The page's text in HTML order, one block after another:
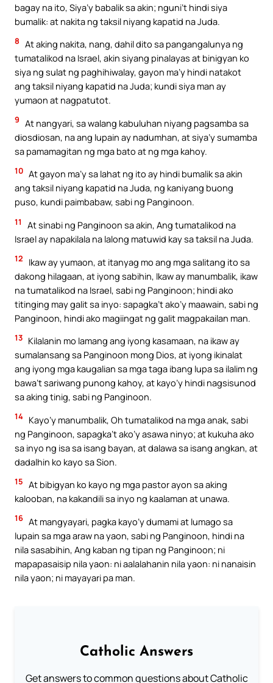
bagay na ito, Siya’y babalik sa akin; nguni’t hindi siya
bumalik: at nakita ng taksil niyang kapatid na Juda.
8 At aking nakita, nang, dahil dito sa pangangalunya ng
tumatalikod na Israel, akin siyang pinalayas at binigyan ko
siya ng sulat ng paghihiwalay, gayon ma’y hindi natakot
ang taksil niyang kapatid na Juda; kundi siya man ay
yumaon at nagpatutot.
9 At nangyari, sa walang kabuluhan niyang pagsamba sa
diosdiosan, na ang lupain ay nadumhan, at siya’y sumamba
sa pamamagitan ng mga bato at ng mga kahoy.
10 At gayon ma’y sa lahat ng ito ay hindi bumalik sa akin
ang taksil niyang kapatid na Juda, ng kaniyang buong
puso, kundi paimbabaw, sabi ng Panginoon.
11
At sinabi ng Panginoon sa akin, Ang tumatalikod na
Israel ay napakilala na lalong matuwid kay sa taksil na Juda.
12
Ikaw ay yumaon, at itanyag mo ang mga salitang ito sa
dakong hilagaan, at iyong sabihin, Ikaw ay manumbalik, ikaw
na tumatalikod na Israel, sabi ng Panginoon; hindi ako
titinging may galit sa inyo: sapagka’t ako’y maawain, sabi ng
Panginoon, hindi ako magiingat ng galit magpakailan man.
13 Kilalanin mo lamang ang iyong kasamaan, na ikaw ay
sumalansang sa Panginoon mong Dios, at iyong ikinalat
ang iyong mga kaugalian sa mga taga ibang lupa sa ilalim ng
bawa’t sariwang punong kahoy, at kayo’y hindi nagsisunod
sa aking tinig, sabi ng Panginoon.
14 Kayo’y manumbalik, Oh tumatalikod na mga anak, sabi
ng Panginoon, sapagka’t ako’y asawa ninyo; at kukuha ako
sa inyo ng isa sa isang bayan, at dalawa sa isang angkan, at
dadalhin ko kayo sa Sion.
15 At bibigyan ko kayo ng mga pastor ayon sa aking
kalooban, na kakandili sa inyo ng kaalaman at unawa.
16 At mangyayari, pagka kayo’y dumami at lumago sa
lupain sa mga araw na yaon, sabi ng Panginoon, hindi na
nila sasabihin, Ang kaban ng tipan ng Panginoon; ni
mapapasaisip nila yaon: ni aalalahanin nila yaon: ni nanaisin
nila yaon; ni mayayari pa man.
Catholic Answers
Get answers to common questions about Catholic